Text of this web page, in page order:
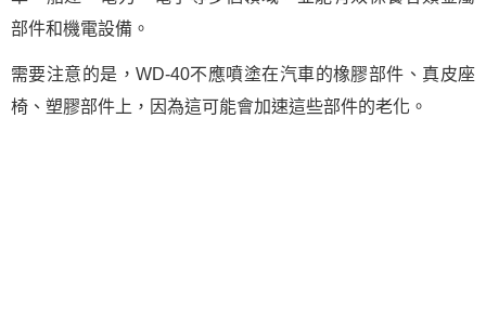
部件和機電設備。
需要注意的是，WD-40不應噴塗在汽車的橡膠部件、真皮座
椅、塑膠部件上，因為這可能會加速這些部件的老化。